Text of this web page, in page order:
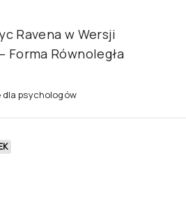
Ravena w Wersji
Forma Równoległa
dla psychologów